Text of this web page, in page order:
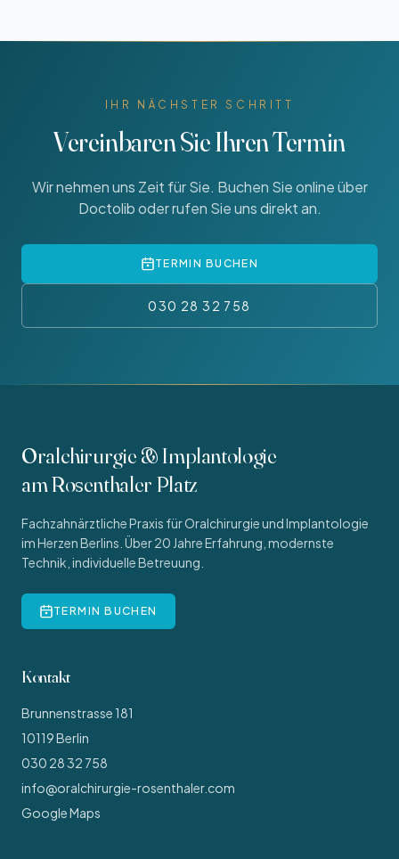
IHR NÄCHSTER SCHRITT
Vereinbaren Sie Ihren Termin
Wir nehmen uns Zeit für Sie. Buchen Sie online über
Doctolib oder rufen Sie uns direkt an.
TERMIN BUCHEN
030 28 32 758
Oralchirurgie & Implantologie
am Rosenthaler Platz
Fachzahnärztliche Praxis für Oralchirurgie und Implantologie
im Herzen Berlins. Über 20 Jahre Erfahrung, modernste
Technik, individuelle Betreuung.
TERMIN BUCHEN
Kontakt
Brunnenstrasse 181
10119Berlin
030 28 32 758
info@oralchirurgie-rosenthaler.com
Google Maps